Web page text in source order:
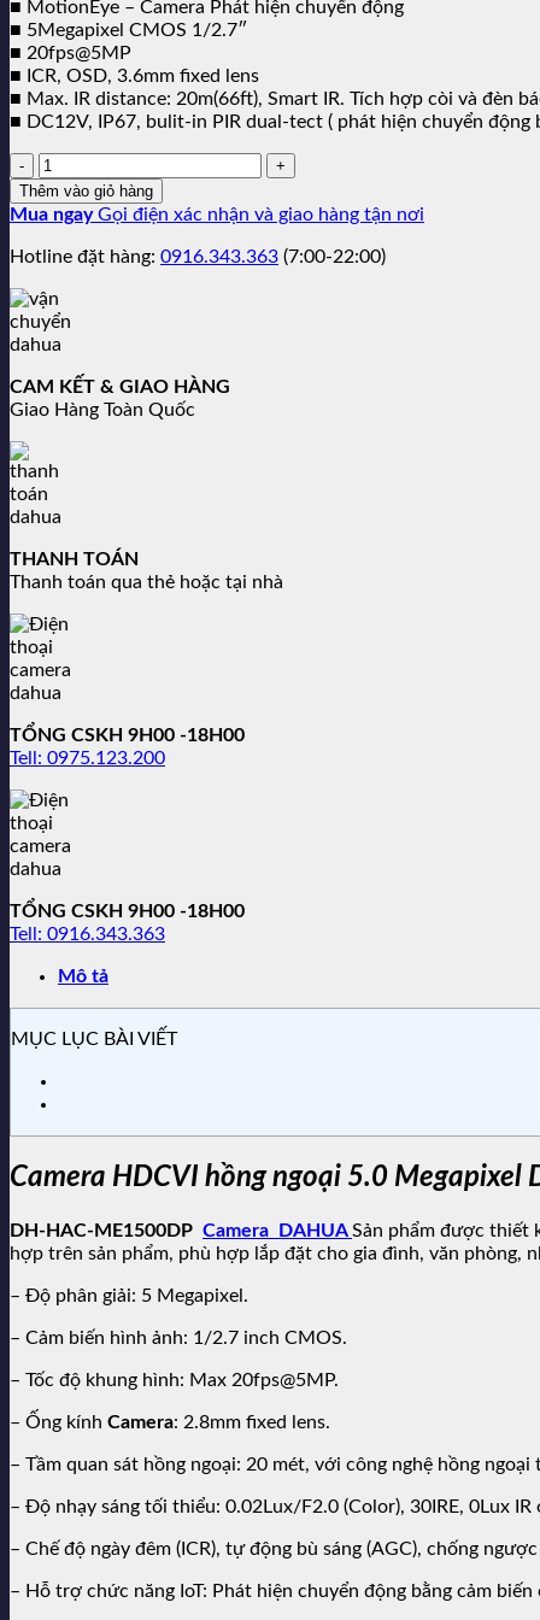
■ MotionEye – Camera Phát hiện chuyển động
■ 5Megapixel CMOS 1/2.7″
■ 20fps@5MP
■ ICR, OSD, 3.6mm fixed lens
■ Max. IR distance: 20m(66ft), Smart IR. Tích hợp còi và đèn
■ DC12V, IP67, bulit-in PIR dual-tect ( phát hiện chuyển
Số
lượng:
Thêm vào giỏ hàng
Mua ngay Gọi điện xác nhận và giao hàng tận nơi
Hotline đặt hàng: 0916.343.363 (7:00-22:00)
CAM KẾT & GIAO HÀNG
Giao Hàng Toàn Quốc
THANH TOÁN
Thanh toán qua thẻ hoặc tại nhà
TỔNG CSKH 9H00 -18H00
Tell: 0975.123.200
TỔNG CSKH 9H00 -18H00
Tell: 0916.343.363
Mô tả
MỤC LỤC BÀI VIẾT
Camera HDCVI hồng ngoại 5.0 Megapixel
DH-HAC-ME1500DP Camera DAHUASản phẩm được thiết
hợp trên sản phẩm, phù hợp lắp đặt cho gia đình, văn phòng,
– Độ phân giải: 5 Megapixel.
– Cảm biến hình ảnh: 1/2.7 inch CMOS.
– Tốc độ khung hình: Max 20fps@5MP.
– Ống kính Camera: 2.8mm fixed lens.
– Tầm quan sát hồng ngoại: 20 mét, với công nghệ hồng ngoại
– Độ nhạy sáng tối thiểu: 0.02Lux/F2.0 (Color), 30IRE, 0Lux IR
– Chế độ ngày đêm (ICR), tự động bù sáng (AGC), chống
– Hỗ trợ chức năng IoT: Phát hiện chuyển động bằng cảm biến